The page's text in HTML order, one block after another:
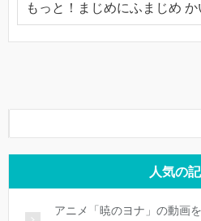
もっと！まじめにふまじめ か
人気の
アニメ「暁のヨナ」の動画